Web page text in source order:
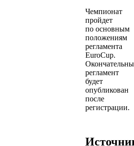
Чемпионат
пройдет
по основным
положениям
регламента
EuroCup.
регламент
будет
опубликован
после
регистрации.